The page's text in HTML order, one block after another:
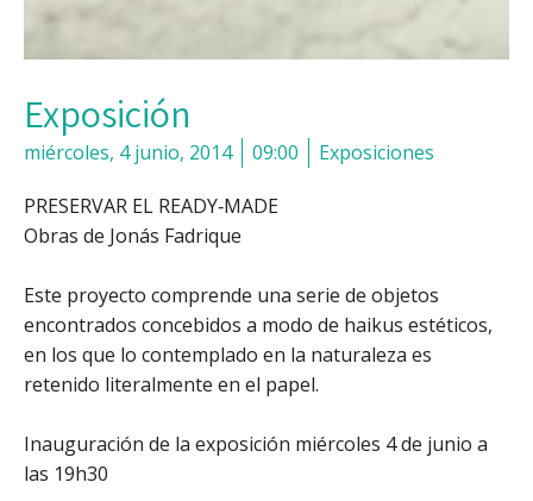
Exposición
miércoles, 4 junio, 2014 09:00 Exposiciones
PRESERVAR EL READY‐MADE
Obras de Jonás Fadrique
Este proyecto comprende una serie de objetos
encontrados concebidos a modo de haikus estéticos,
en los que lo contemplado en la naturaleza es
retenido literalmente en el papel.
Inauguración de la exposición miércoles 4 de junio a
las 19h30